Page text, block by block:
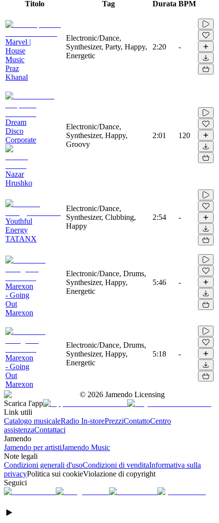
Titolo Tag Durata BPM
Marvel |
House
Music
Praz
Khanal
Electronic/Dance,
Synthesizer, Party, Happy,
Energetic
2:20 -
Dream
Disco
Corporate
Nazar
Hrushko
Electronic/Dance,
Synthesizer, Happy,
Groovy
2:01 120
Youthful
Energy
TATANX
Electronic/Dance,
Synthesizer, Clubbing,
Happy
2:54 -
Marexon
- Going
Out
Marexon
Electronic/Dance, Drums,
Synthesizer, Happy,
Energetic
5:46 -
Marexon
- Going
Out
Marexon
Electronic/Dance, Drums,
Synthesizer, Happy,
Energetic
5:18 -
© 2026 Jamendo Licensing
Scarica l'app
Link utili
Catalogo musicaleRadio In-storePrezziContattoCentro
assistenzaContattaci
Jamendo
Jamendo per artistiJamendo Music
Note legali
Condizioni generali d'usoCondizioni di venditaInformativa sulla
privacyPolitica sui cookieViolazione di copyright
Seguici